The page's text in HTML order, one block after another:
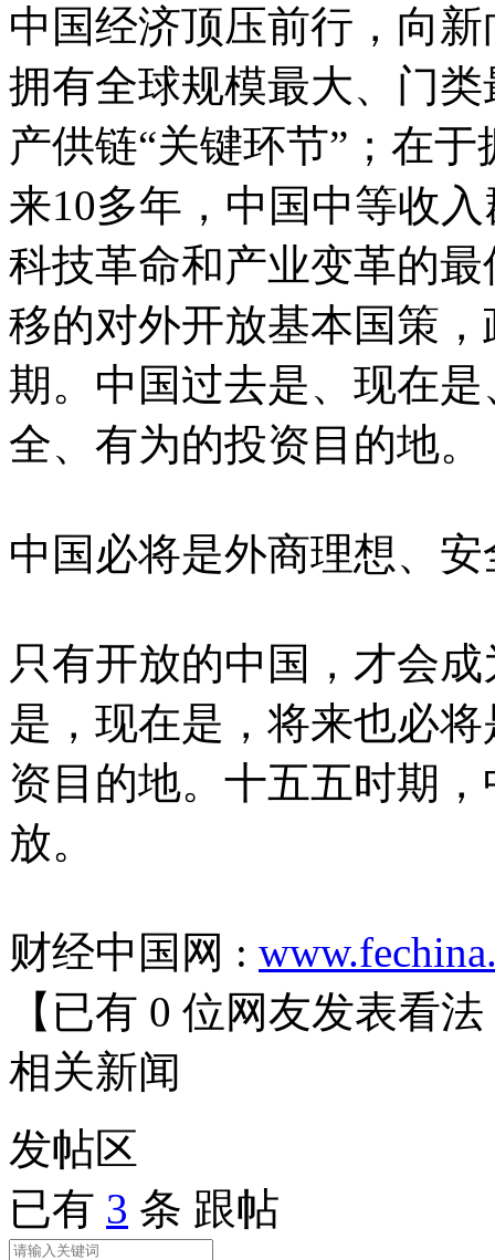
中国经济顶压前行，向
拥有全球规模最大、门
产供链“关键环节”；在
来10多年，中国中等收
科技革命和产业变革的
移的对外开放基本国策
期。中国过去是、现在
全、有为的投资目的地。
中国必将是外商理想、
只有开放的中国，才会
是，现在是，将来也必
资目的地。十五五时期
放。
财经中国网 :
【已有 0 位网友发表看法
相关新闻
发帖区
已有 3 条 跟帖